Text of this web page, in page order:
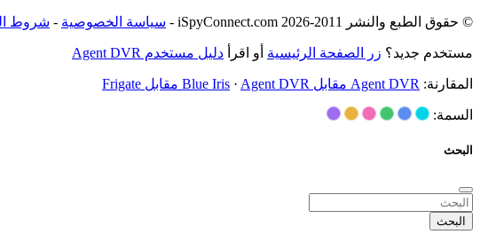
© حقوق الطبع والنشر 2011-2026 iSpyConnect.com - سياسة الخصوصية - شروط
مستخدم جديد؟ زر الصفحة الرئيسية أو اقرأ دليل مستخدم Agent DVR
المقارنة: Agent DVR مقابل Blue Iris · Agent DVR مقابل Frigate
السمة:
البحث
البحث